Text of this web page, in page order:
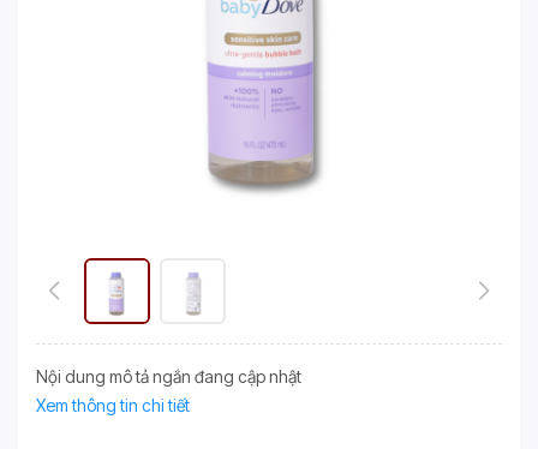
Nội dung mô tả ngắn đang cập nhật
Xem thông tin chi tiết